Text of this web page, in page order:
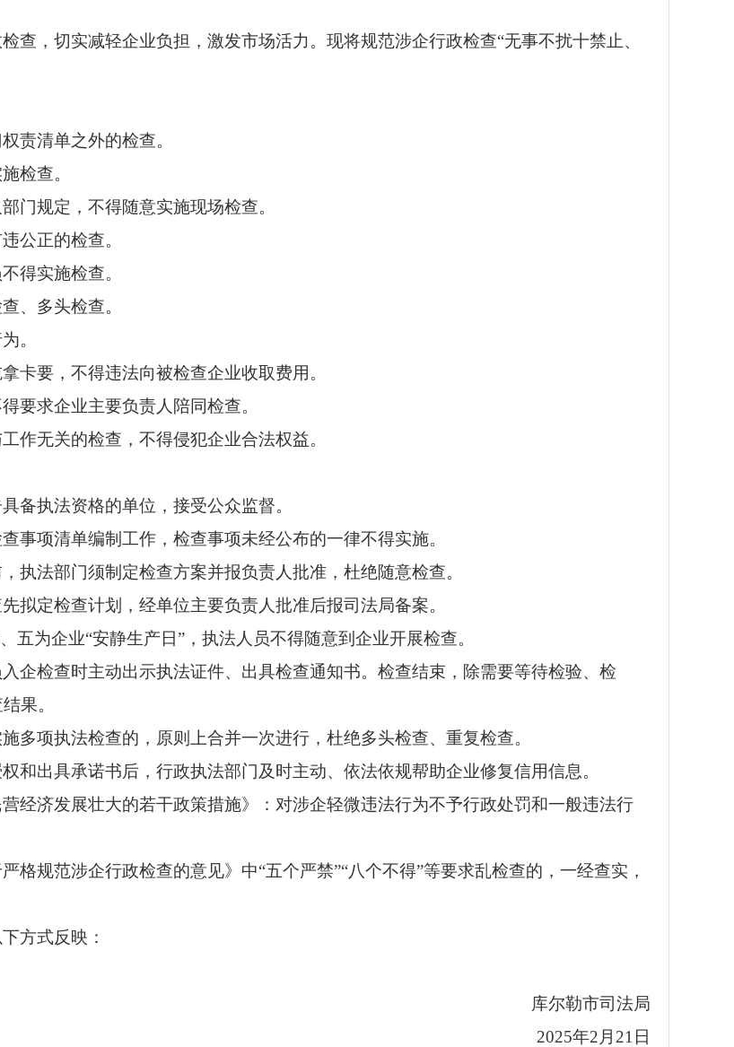
查，切实减轻企业负担，激发市场活力。现将规范涉企行政检查“无事不扰十禁止、
责清单之外的检查。
检查。
门规定，不得随意实施现场检查。
公正的检查。
得实施检查。
、多头检查。
。
卡要，不得违法向被检查企业收取费用。
要求企业主要负责人陪同检查。
作无关的检查，不得侵犯企业合法权益。
备执法资格的单位，接受公众监督。
事项清单编制工作，检查事项未经公布的一律不得实施。
执法部门须制定检查方案并报负责人批准，杜绝随意检查。
拟定检查计划，经单位主要负责人批准后报司法局备案。
五为企业“安静生产日”，执法人员不得随意到企业开展检查。
企检查时主动出示执法证件、出具检查通知书。检查结束，除需要等待检验、检
果。
多项执法检查的，原则上合并一次进行，杜绝多头检查、重复检查。
和出具承诺书后，行政执法部门及时主动、依法依规帮助企业修复信用信息。
经济发展壮大的若干政策措施》：对涉企轻微违法行为不予行政处罚和一般违法行
格规范涉企行政检查的意见》中“五个严禁”“八个不得”等要求乱检查的，一经查实，
方式反映：
库尔勒市司法局
2025年2月21日